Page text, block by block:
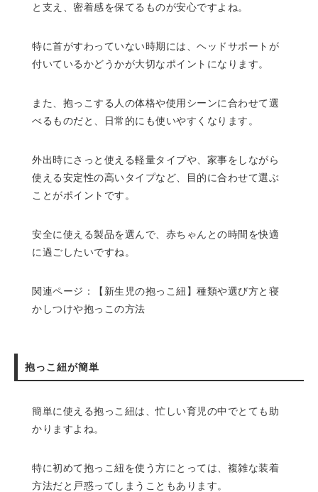
と支え、密着感を保てるものが安心ですよね。
特に首がすわっていない時期には、ヘッドサポートが
付いているかどうかが大切なポイントになります。
また、抱っこする人の体格や使用シーンに合わせて選
べるものだと、日常的にも使いやすくなります。
外出時にさっと使える軽量タイプや、家事をしながら
使える安定性の高いタイプなど、目的に合わせて選ぶ
ことがポイントです。
安全に使える製品を選んで、赤ちゃんとの時間を快適
に過ごしたいですね。
関連ページ：
【新生児の抱っこ紐】種類や選び方と寝
かしつけや抱っこの方法
抱っこ紐が簡単
簡単に使える抱っこ紐は、忙しい育児の中でとても助
かりますよね。
特に初めて抱っこ紐を使う方にとっては、複雑な装着
方法だと戸惑ってしまうこともあります。